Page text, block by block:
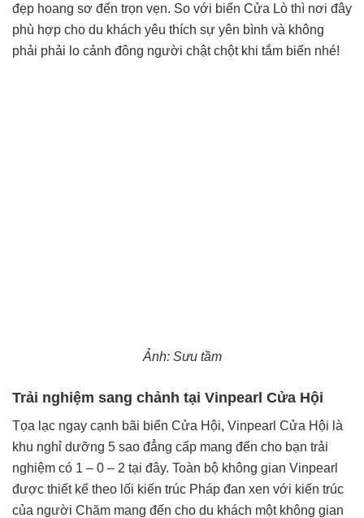
đẹp hoang sơ đến trọn vẹn. So với biển Cửa Lò thì nơi đây
phù hợp cho du khách yêu thích sự yên bình và không
phải phải lo cảnh đông người chật chột khi tắm biển nhé!
Ảnh: Sưu tầm
Trải nghiệm sang chảnh tại Vinpearl Cửa Hội
Tọa lạc ngay cạnh bãi biển Cửa Hội, Vinpearl Cửa Hội là
khu nghỉ dưỡng 5 sao đẳng cấp mang đến cho bạn trải
nghiệm có 1 – 0 – 2 tại đây. Toàn bộ không gian Vinpearl
được thiết kế theo lối kiến trúc Pháp đan xen với kiến trúc
của người Chăm mang đến cho du khách một không gian